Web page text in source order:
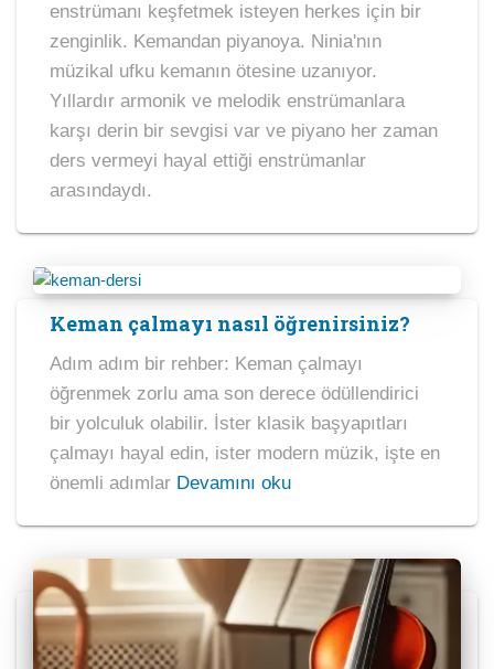
enstrümanı keşfetmek isteyen herkes için bir
zenginlik. Kemandan piyanoya. Ninia'nın
müzikal ufku kemanın ötesine uzanıyor.
Yıllardır armonik ve melodik enstrümanlara
karşı derin bir sevgisi var ve piyano her zaman
ders vermeyi hayal ettiği enstrümanlar
arasındaydı.
Keman çalmayı nasıl öğrenirsiniz?
Adım adım bir rehber: Keman çalmayı
öğrenmek zorlu ama son derece ödüllendirici
bir yolculuk olabilir. İster klasik başyapıtları
çalmayı hayal edin, ister modern müzik, işte en
önemli adımlar Devamını oku